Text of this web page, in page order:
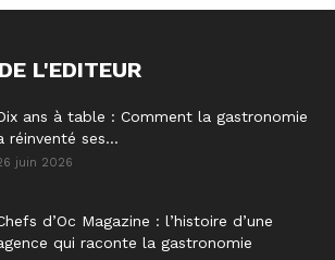
L'EDITEUR
ans à table : Comment la gastronomie
réinventé ses...
juin 2026
d’Oc Magazine : l’histoire d’une
qui raconte la gastronomie